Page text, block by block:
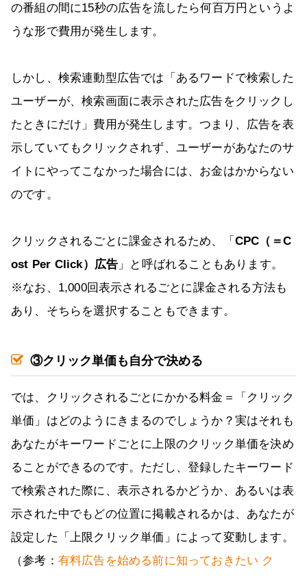
の番組の間に15秒の広告を流したら何百万円というよ
うな形で費用が発生します。
しかし、検索連動型広告では「あるワードで検索した
ユーザーが、検索画面に表示された広告をクリックし
たときにだけ」費用が発生します。つまり、広告を表
示していてもクリックされず、ユーザーがあなたのサ
イトにやってこなかった場合には、お金はかからない
のです。
クリックされるごとに課金されるため、「 CPC（＝C
ost Per Click）広告 」と呼ばれることもあります。
※なお、1,000回表示されるごとに課金される方法も
あり、そちらを選択することもできます。
③クリック単価も自分で決める
では、クリックされるごとにかかる料金＝「クリック
単価」はどのようにきまるのでしょうか？実はそれも
あなたがキーワードごとに上限のクリック単価を決め
ることができるのです。ただし、登録したキーワード
で検索された際に、表示されるかどうか、あるいは表
示された中でもどの位置に掲載されるかは、あなたが
設定した「上限クリック単価」によって変動します。
（参考： 有料広告を始める前に知っておきたい ク